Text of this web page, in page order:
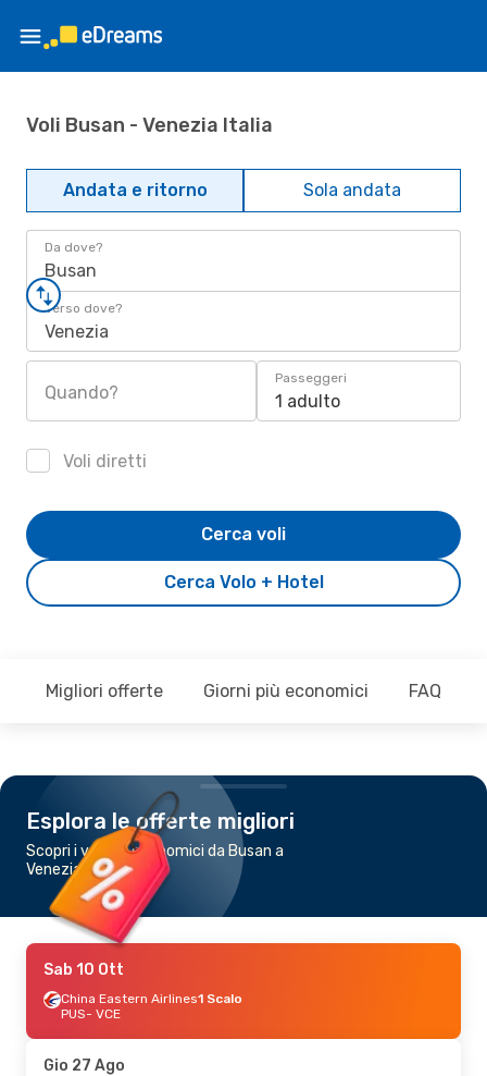
Voli Busan - Venezia Italia
Andata e ritorno Sola andata
Da dove?
Busan
Verso dove?
Venezia
Quando?
Passeggeri
1 adulto
Voli diretti
Cerca Volo + Hotel
Cerca voli
Migliori offerte Giorni più economici FAQ
Esplora le offerte migliori
Scopri i voli più economici da Busan a
Venezia
Sab 10 Ott
China Eastern Airlines1 Scalo
PUS- VCE
Gio 27 Ago